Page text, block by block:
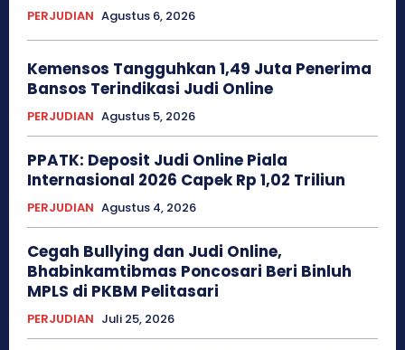
PERJUDIAN Agustus 6, 2026
Kemensos Tangguhkan 1,49 Juta Penerima
Bansos Terindikasi Judi Online
PERJUDIAN Agustus 5, 2026
PPATK: Deposit Judi Online Piala
Internasional 2026 Capek Rp 1,02 Triliun
PERJUDIAN Agustus 4, 2026
Cegah Bullying dan Judi Online,
Bhabinkamtibmas Poncosari Beri Binluh
MPLS di PKBM Pelitasari
PERJUDIAN Juli 25, 2026